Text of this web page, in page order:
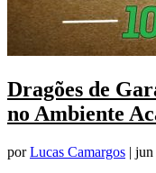
Dragões de
no Ambiente
porLucas Camargos | jun